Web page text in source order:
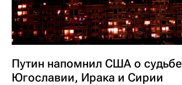
Путин напомнил США о судьбе
Югославии, Ирака и Сирии